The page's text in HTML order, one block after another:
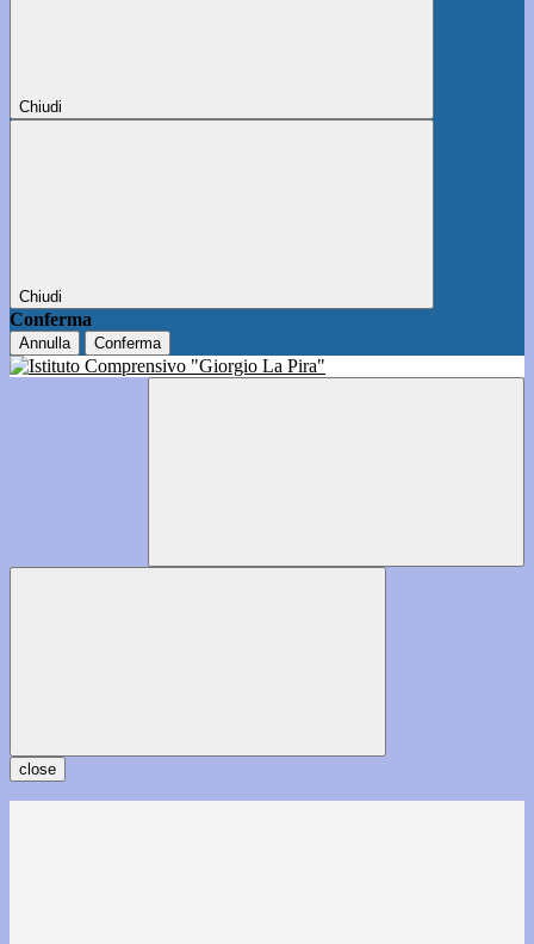
Chiudi
Chiudi
Conferma
Annulla Conferma
close